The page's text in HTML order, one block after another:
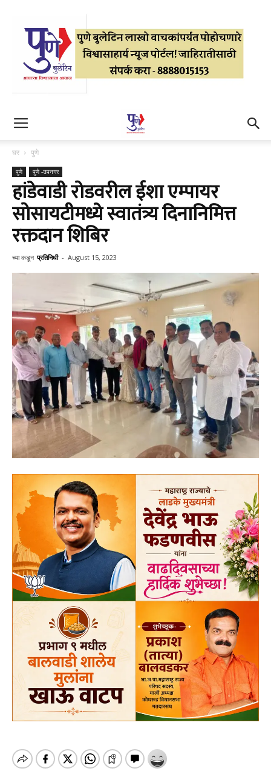
घर पुणे
पुणे पुणे -उपनगर
हांडेवाडी रोडवरील ईशा एम्पायर
सोसायटीमध्ये स्वातंत्र्य दिनानिमित्त
रक्तदान शिबिर
च्या कडून प्रतिनिधी - August 15, 2023